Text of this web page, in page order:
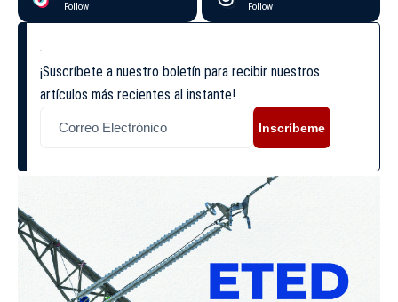
Follow Follow
¡Suscríbete a nuestro boletín para recibir nuestros
artículos más recientes al instante!
Inscríbeme